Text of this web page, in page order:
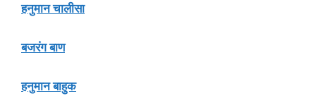
हनुमान चालीसा
बजरंग बाण
हनुमान बाहुक